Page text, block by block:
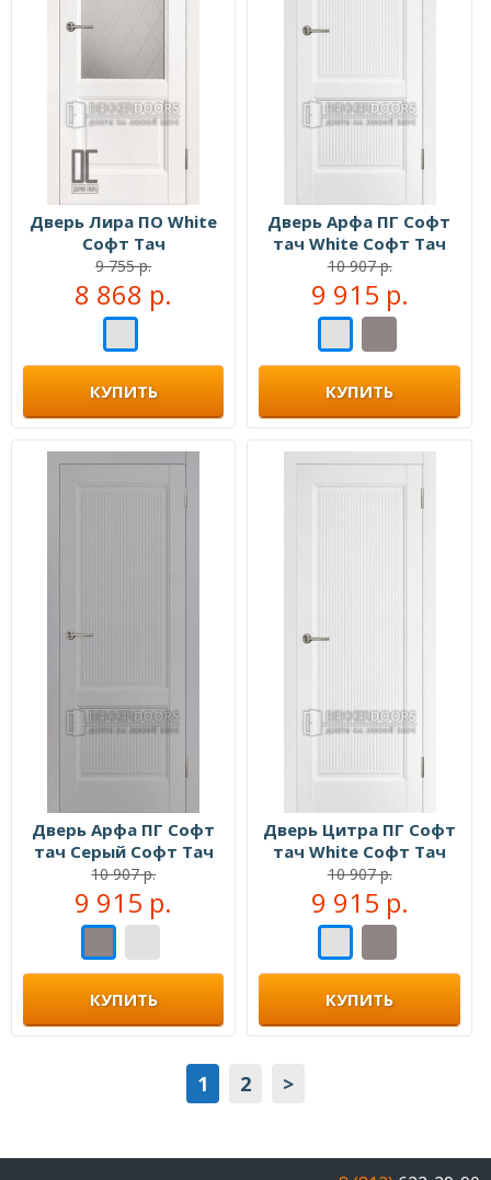
Дверь Лира ПО White
Софт Тач
9 755 р.
8 868 р.
КУПИТЬ
Дверь Арфа ПГ Софт
тач White Софт Тач
10 907 р.
9 915 р.
КУПИТЬ
Дверь Арфа ПГ Софт
тач Серый Софт Тач
10 907 р.
9 915 р.
КУПИТЬ
Дверь Цитра ПГ Софт
тач White Софт Тач
10 907 р.
9 915 р.
КУПИТЬ
1 2 >